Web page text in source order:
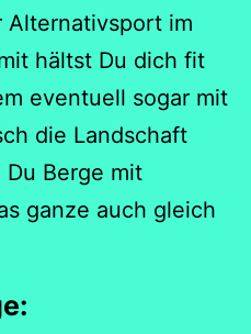
Alternativsport im
hältst Du dich fit
eventuell sogar mit
die Landschaft
Berge mit
ganze auch gleich